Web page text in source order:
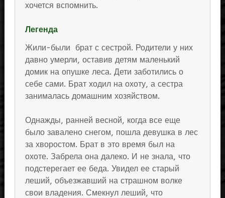
хочется вспомнить.
Легенда
Жили-были брат с сестрой. Родители у них
давно умерли, оставив детям маленький
домик на опушке леса. Дети заботились о
себе сами. Брат ходил на охоту, а сестра
занималась домашним хозяйством.
Однажды, ранней весной, когда все еще
было завалено снегом, пошла девушка в лес
за хворостом. Брат в это время был на
охоте. Забрела она далеко. И не знала, что
подстерегает ее беда. Увидел ее старый
леший, объезжавший на страшном волке
свои владения. Смекнул леший, что